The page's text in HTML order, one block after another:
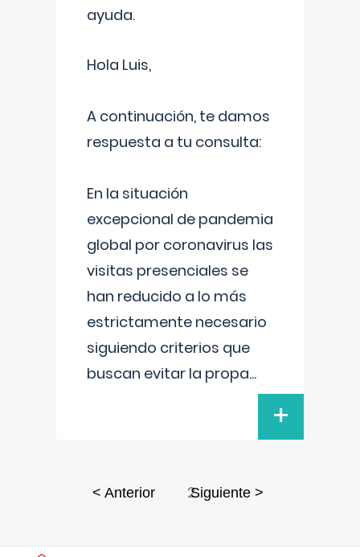
ayuda.
Hola Luis,
A continuación, te damos
respuesta a tu consulta:
En la situación
excepcional de pandemia
global por coronavirus las
visitas presenciales se
han reducido a lo más
estrictamente necesario
siguiendo criterios que
buscan evitar la propa...
+
< Anterior 2Siguiente >